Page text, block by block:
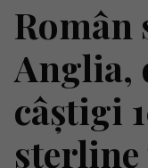
Anglia,
câștigi
sterline